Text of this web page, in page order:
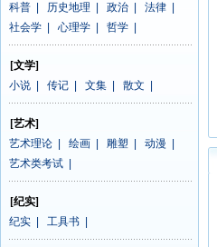
科普
历史地理 政治 法律
社会学
心理学 哲学
[文学]
小说
传记 文集 散文
[艺术]
艺术理论
绘画 雕塑 动漫
艺术类考试
[纪实]
纪实
工具书